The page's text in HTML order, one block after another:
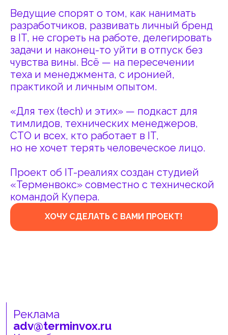
но не хочет терять человеческое лицо.
Проект об IT-реалиях создан студией
«Терменвокс» совместно с технической
командой Купера.
ХОЧУ СДЕЛАТЬ С ВАМИ ПРОЕКТ!
Реклама
Коллаборации
collab@terminvox.ru
Любые другие вопросы
podcasts@terminvox.ru